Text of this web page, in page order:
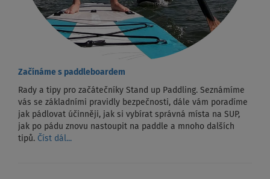
Začínáme s paddleboardem
Rady a tipy pro začátečníky Stand up Paddling. Seznámíme
vás se základními pravidly bezpečnosti, dále vám poradíme
jak pádlovat účinněji, jak si vybírat správná místa na SUP,
jak po pádu znovu nastoupit na paddle a mnoho dalších
tipů. Číst dál...